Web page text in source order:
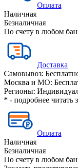
Оплата
Наличная
Безналичная
По счету в любом
Доставка
Самовывоз:
Москва и МО:
Регионы:
* - подробнее читать
Оплата
Наличная
Безналичная
По счету в любом